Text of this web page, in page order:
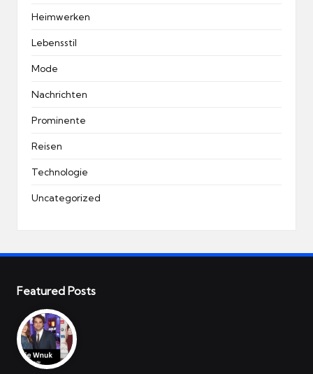
Heimwerken
Lebensstil
Mode
Nachrichten
Prominente
Reisen
Technologie
Uncategorized
Featured Posts